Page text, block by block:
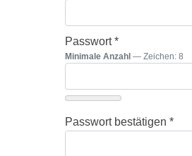
Passwort*
Minimale Anzahl — Zeichen: 8
Passwort bestätigen *